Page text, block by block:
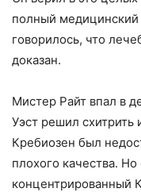
полный медицинский
говорилось, что
доказан.
Мистер Райт впал в
Уэст решил схитрить
Кребиозен был
плохого качества.
концентрированный